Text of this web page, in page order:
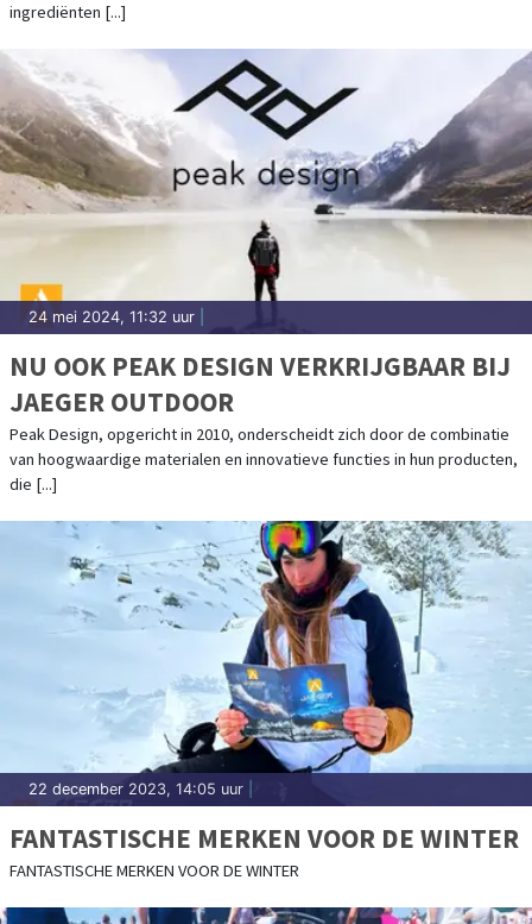
ingrediënten [...]
24 mei 2024, 11:32 uur
NU OOK PEAK DESIGN VERKRIJGBAAR BIJ
JAEGER OUTDOOR
Peak Design, opgericht in 2010, onderscheidt zich door de combinatie
van hoogwaardige materialen en innovatieve functies in hun producten,
die [...]
22 december 2023, 14:05 uur
FANTASTISCHE MERKEN VOOR DE WINTER
FANTASTISCHE MERKEN VOOR DE WINTER